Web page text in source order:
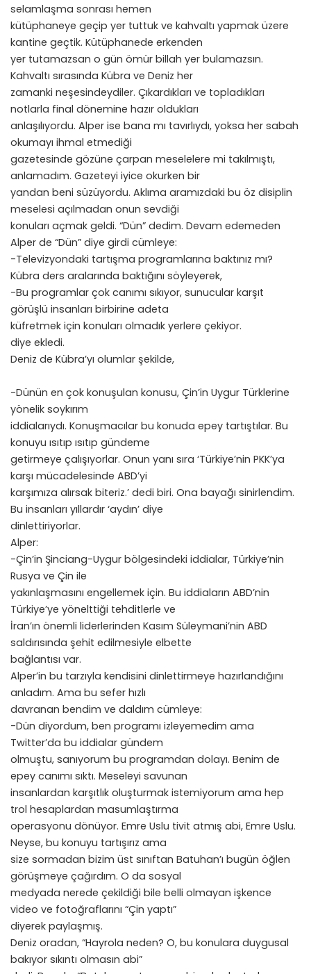
selamlaşma sonrası hemen
kütüphaneye geçip yer tuttuk ve kahvaltı yapmak üzere
kantine geçtik. Kütüphanede erkenden
yer tutamazsan o gün ömür billah yer bulamazsın.
Kahvaltı sırasında Kübra ve Deniz her
zamanki neşesindeydiler. Çıkardıkları ve topladıkları
notlarla final dönemine hazır oldukları
anlaşılıyordu. Alper ise bana mı tavırlıydı, yoksa her sabah
okumayı ihmal etmediği
gazetesinde gözüne çarpan meselelere mi takılmıştı,
anlamadım. Gazeteyi iyice okurken bir
yandan beni süzüyordu. Aklıma aramızdaki bu öz disiplin
meselesi açılmadan onun sevdiği
konuları açmak geldi. “Dün” dedim. Devam edemeden
Alper de “Dün” diye girdi cümleye:
-Televizyondaki tartışma programlarına baktınız mı?
Kübra ders aralarında baktığını söyleyerek,
-Bu programlar çok canımı sıkıyor, sunucular karşıt
görüşlü insanları birbirine adeta
küfretmek için konuları olmadık yerlere çekiyor.
diye ekledi.
Deniz de Kübra’yı olumlar şekilde,
-Dünün en çok konuşulan konusu, Çin’in Uygur Türklerine
yönelik soykırım
iddialarıydı. Konuşmacılar bu konuda epey tartıştılar. Bu
konuyu ısıtıp ısıtıp gündeme
getirmeye çalışıyorlar. Onun yanı sıra ‘Türkiye’nin PKK’ya
karşı mücadelesinde ABD’yi
karşımıza alırsak biteriz.’ dedi biri. Ona bayağı sinirlendim.
Bu insanları yıllardır ‘aydın’ diye
dinlettiriyorlar.
Alper:
-Çin’in Şinciang-Uygur bölgesindeki iddialar, Türkiye’nin
Rusya ve Çin ile
yakınlaşmasını engellemek için. Bu iddiaların ABD’nin
Türkiye’ye yönelttiği tehditlerle ve
İran’ın önemli liderlerinden Kasım Süleymani’nin ABD
saldırısında şehit edilmesiyle elbette
bağlantısı var.
Alper’in bu tarzıyla kendisini dinlettirmeye hazırlandığını
anladım. Ama bu sefer hızlı
davranan bendim ve daldım cümleye:
-Dün diyordum, ben programı izleyemedim ama
Twitter’da bu iddialar gündem
olmuştu, sanıyorum bu programdan dolayı. Benim de
epey canımı sıktı. Meseleyi savunan
insanlardan karşıtlık oluşturmak istemiyorum ama hep
trol hesaplardan masumlaştırma
operasyonu dönüyor. Emre Uslu tivit atmış abi, Emre Uslu.
Neyse, bu konuyu tartışırız ama
size sormadan bizim üst sınıftan Batuhan’ı bugün öğlen
görüşmeye çağırdım. O da sosyal
medyada nerede çekildiği bile belli olmayan işkence
video ve fotoğraflarını “Çin yaptı”
diyerek paylaşmış.
Deniz oradan, “Hayrola neden? O, bu konulara duygusal
bakıyor sıkıntı olmasın abi”